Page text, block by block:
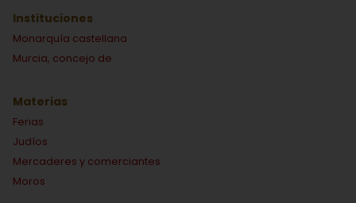
Instituciones
Monarquía castellana
Murcia, concejo de
Materias
Ferias
Judíos
Mercaderes y comerciantes
Moros